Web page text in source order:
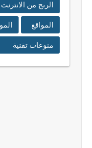
الربح من الانترنت
المواقع
منوعات تقنية